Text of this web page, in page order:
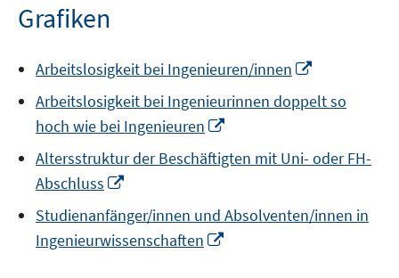
Grafiken
Arbeitslosigkeit bei Ingenieuren/innen
Fenster
Arbeitslosigkeit bei Ingenieurinnen doppelt so
hoch wie bei Ingenieuren
Fenster
Altersstruktur der Beschäftigten mit Uni- oder FH-
Abschluss
Fenster
öffnen
Studienanfänger/innen und Absolventen/innen in
Ingenieurwissenschaften